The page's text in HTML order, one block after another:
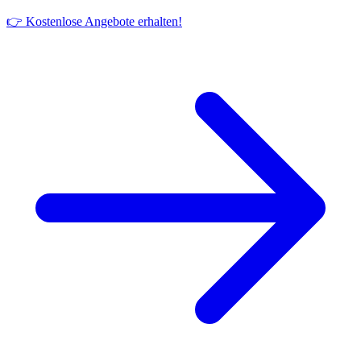
👉 Kostenlose Angebote erhalten!